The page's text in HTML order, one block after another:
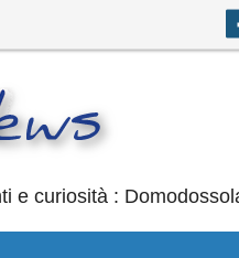
e curiosità :